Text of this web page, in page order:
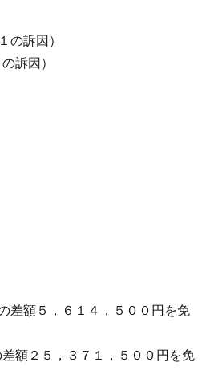
の訴因）
訴因）
差額５，６１４，５００円を免
額２５，３７１，５００円を免